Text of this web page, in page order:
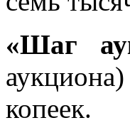
«Шаг
копеек.